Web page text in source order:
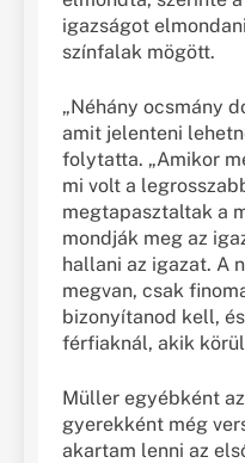
igazságot
színfalak mögött.
„Néhány ocsmány
amit jelenteni
folytatta. „Amikor
mi volt a
megtapasztaltak a
mondják meg az
hallani az igazat. A
megvan, csak
bizonyítanod kell,
férfiaknál, akik
Müller egyébként
gyerekként még
akartam lenni az